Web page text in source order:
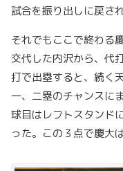
試合を振り出しに戻さ
それでもここで終わる
交代した内沢から、代
打で出塁すると、続く
一、二塁のチャンスに
球目はレフトスタンド
った。この３点で慶大